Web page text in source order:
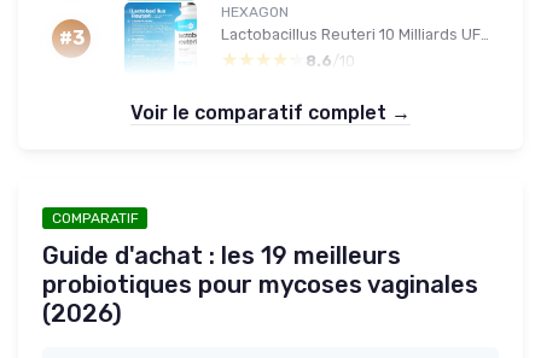
#3
HEXAGON
Lactobacillus Reuteri 10 Milliards UFC/Gélule - Cure Complète +3 Mois - L-Reuteri - Probiotique - Ferment Lactique - Freshcare™ Fraîcheur Optimale - 90 Gélules DRcaps™ - Vegan - Hexagon
★★★★★
★★★★★ 8.6 /10
Voir le comparatif complet →
COMPARATIF
Guide d'achat : les 19 meilleurs
probiotiques pour mycoses vaginales
(2026)